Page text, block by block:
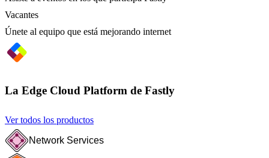
Vacantes
Únete al equipo que está mejorando internet
La Edge Cloud Platform de Fastly
Ver todos los productos
Network Services